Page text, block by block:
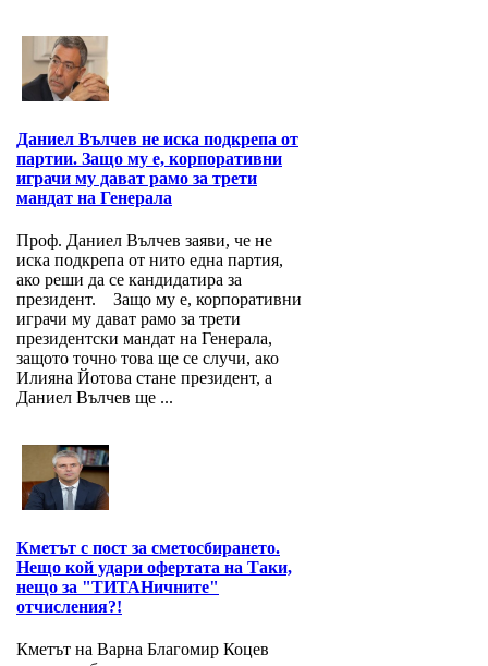
Даниел Вълчев не иска подкрепа от
партии. Защо му е, корпоративни
играчи му дават рамо за трети
мандат на Генерала
Проф. Даниел Вълчев заяви, че не
иска подкрепа от нито една партия,
ако реши да се кандидатира за
президент. Защо му е, корпоративни
играчи му дават рамо за трети
президентски мандат на Генерала,
защото точно това ще се случи, ако
Илияна Йотова стане президент, а
Даниел Вълчев ще ...
Кметът с пост за сметосбирането.
Нещо кой удари офертата на Таки,
нещо за "ТИТАНичните"
отчисления?!
Кметът на Варна Благомир Коцев